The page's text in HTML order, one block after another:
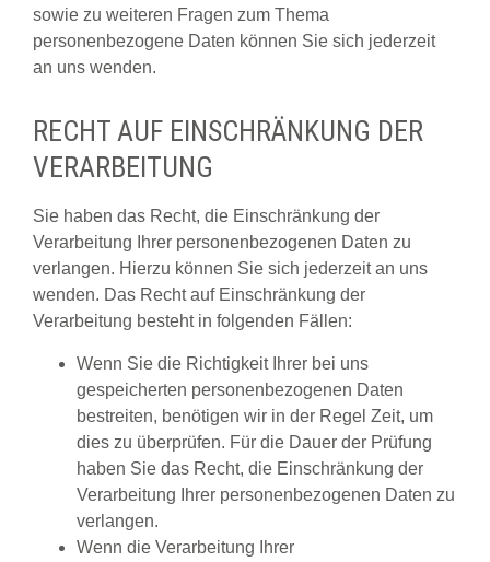
sowie zu weiteren Fragen zum Thema
personenbezogene Daten können Sie sich jederzeit
an uns wenden.
RECHT AUF EINSCHRÄNKUNG DER
VERARBEITUNG
Sie haben das Recht, die Einschränkung der
Verarbeitung Ihrer personenbezogenen Daten zu
verlangen. Hierzu können Sie sich jederzeit an uns
wenden. Das Recht auf Einschränkung der
Verarbeitung besteht in folgenden Fällen:
Wenn Sie die Richtigkeit Ihrer bei uns
gespeicherten personenbezogenen Daten
bestreiten, benötigen wir in der Regel Zeit, um
dies zu überprüfen. Für die Dauer der Prüfung
haben Sie das Recht, die Einschränkung der
Verarbeitung Ihrer personenbezogenen Daten zu
verlangen.
Wenn die Verarbeitung Ihrer